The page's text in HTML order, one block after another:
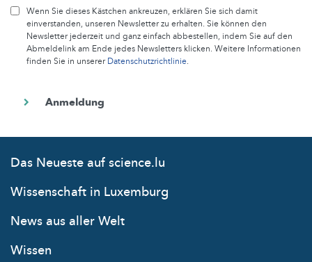
Wenn Sie dieses Kästchen ankreuzen, erklären Sie sich damit
einverstanden, unseren Newsletter zu erhalten. Sie können den
Newsletter jederzeit und ganz einfach abbestellen, indem Sie auf den
Abmeldelink am Ende jedes Newsletters klicken. Weitere Informationen
finden Sie in unsererDatenschutzrichtlinie.
Das Neueste auf science.lu
Wissenschaft in Luxemburg
News aus aller Welt
Wissen